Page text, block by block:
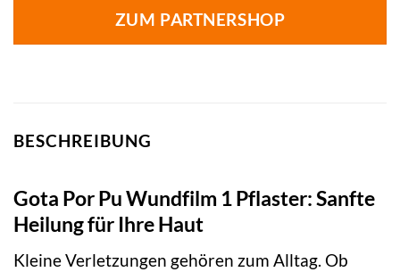
ZUM PARTNERSHOP
BESCHREIBUNG
Gota Por Pu Wundfilm 1 Pflaster: Sanfte
Heilung für Ihre Haut
Kleine Verletzungen gehören zum Alltag. Ob